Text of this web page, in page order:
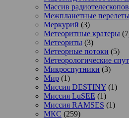
Массив
Межпланетные перелеты
Меркурий (3)
Метеоритные кратеры
Метеориты (3)
Метеорные потоки (5)
Метеорологические
Микроспутники (3)
Мир (1)
Миссия DESTINY (1)
Миссия LuSEE (1)
Миссия RAMSES (1)
МКС (259)